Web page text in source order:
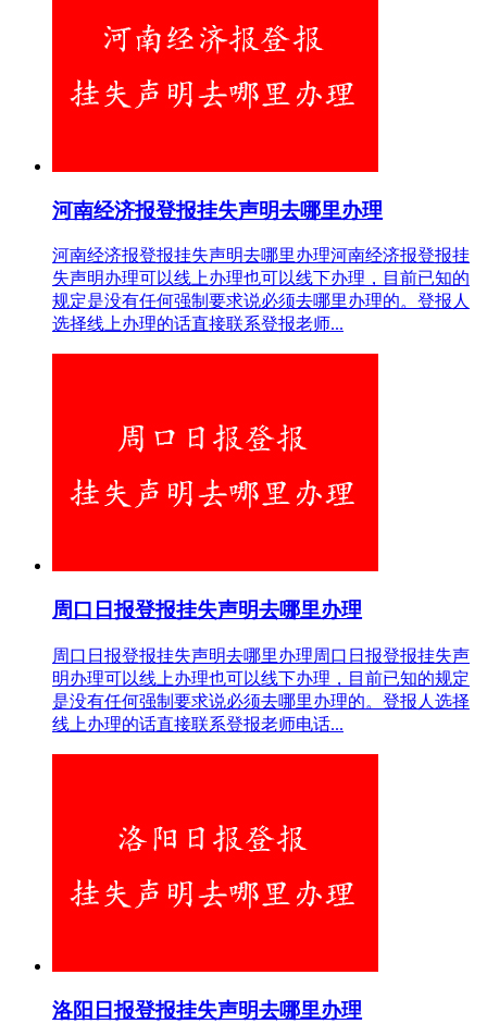
河南经济报登报挂失声明去哪里办理
河南经济报登报挂失声明去哪里办理河南经济报登报挂
失声明办理可以线上办理也可以线下办理，目前已知的
规定是没有任何强制要求说必须去哪里办理的。登报人
选择线上办理的话直接联系登报老师...
周口日报登报挂失声明去哪里办理
周口日报登报挂失声明去哪里办理周口日报登报挂失声
明办理可以线上办理也可以线下办理，目前已知的规定
是没有任何强制要求说必须去哪里办理的。登报人选择
线上办理的话直接联系登报老师电话...
洛阳日报登报挂失声明去哪里办理